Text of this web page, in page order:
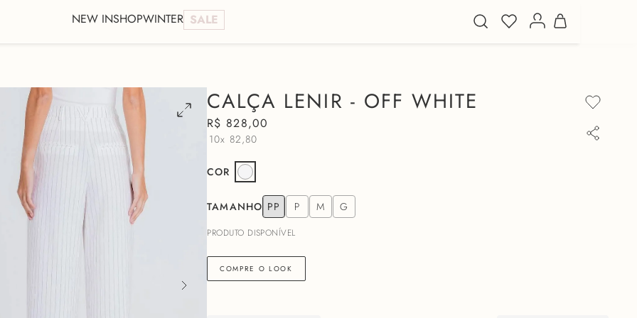
NEW INSHOPWINTER SALE
CALÇA LENIR - OFF WHITE
R$ 828,00
10x 82,80
COR
TAMANHO PP P M G
PRODUTO DISPONÍVEL
COMPRE O LOOK